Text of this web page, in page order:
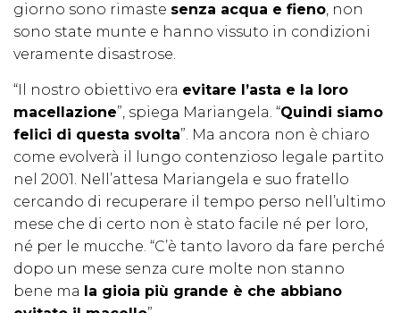
giorno sono rimaste senza acqua e fieno, non
sono state munte e hanno vissuto in condizioni
veramente disastrose.
“Il nostro obiettivo era evitare l’asta e la loro
macellazione”, spiega Mariangela. “Quindi siamo
felici di questa svolta”. Ma ancora non è chiaro
come evolverà il lungo contenzioso legale partito
nel 2001. Nell’attesa Mariangela e suo fratello
cercando di recuperare il tempo perso nell’ultimo
mese che di certo non è stato facile né per loro,
né per le mucche. “C’è tanto lavoro da fare perché
dopo un mese senza cure molte non stanno
bene ma
la gioia più grande è che abbiano